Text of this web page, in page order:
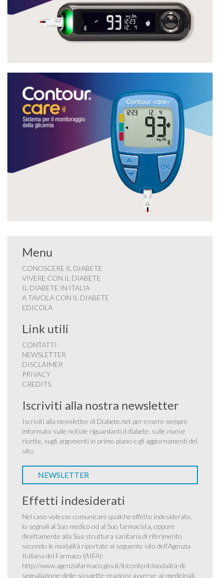
Menu
CONOSCERE IL DIABETE
VIVERE CON IL DIABETE
IL DIABETE IN ITALIA
A TAVOLA CON IL DIABETE
EDICOLA
Link utili
CONTATTI
NEWSLETTER
DISCLAIMER
PRIVACY
CREDITS
Iscriviti alla nostra newsletter
Iscriviti alla newsletter di Diabete.net per essere sempre
informato sulle notizie riguardanti il diabete, sulle nuove
ricette, sugli argomenti in primo piano e gli aggiornamenti del
sito.
NEWSLETTER
Effetti indesiderati
Nel caso volesse comunicare qualche effetto indesiderato,
lo segnali al Suo medico od al Suo farmacista, oppure
direttamente alla Sua struttura sanitaria di riferimento
secondo le modalità riportate al seguente sito dell’Agenzia
Italiana del Farmaco (AIFA):
http://www.agenziafarmaco.gov.it/it/content/modalità-di-
segnalazione-delle-sospette-reazioni-avverse-ai-medicinali.